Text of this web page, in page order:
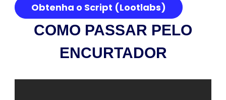
Obtenha o Script (Lootlabs)
COMO PASSAR PELO
ENCURTADOR